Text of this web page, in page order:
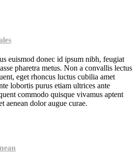
euismod donec id ipsum nibh, feugiat
pharetra metus. Non a convallis lectus
eget rhoncus luctus cubilia amet
lobortis purus etiam ultrices ante
commodo quisque vivamus aptent
aenean dolor augue curae.